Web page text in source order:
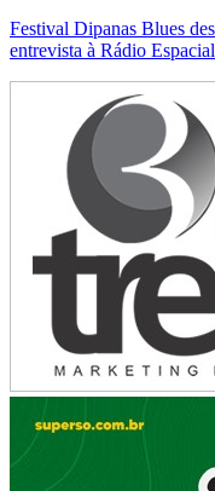
Festival Dipanas Blues
entrevista à Rádio